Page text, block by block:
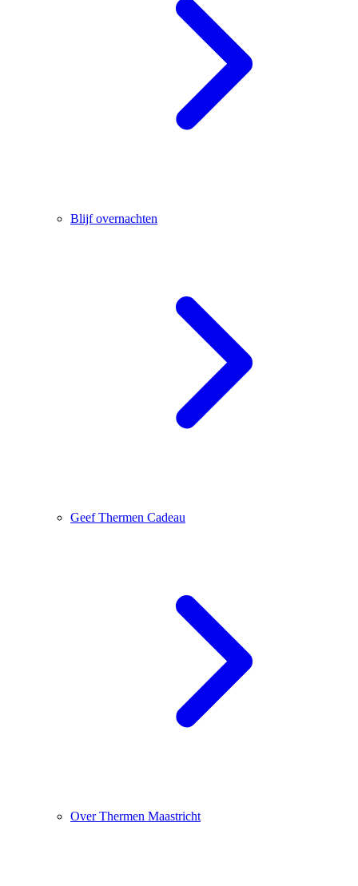
Blijf overnachten
Geef Thermen Cadeau
Over Thermen Maastricht